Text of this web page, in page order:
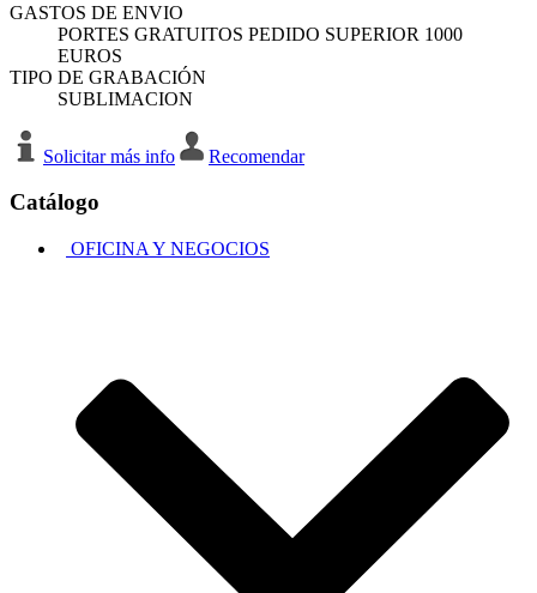
GASTOS DE ENVIO
PORTES GRATUITOS PEDIDO SUPERIOR 1000
EUROS
TIPO DE GRABACIÓN
SUBLIMACION
Solicitar más info Recomendar
Catálogo
OFICINA Y NEGOCIOS